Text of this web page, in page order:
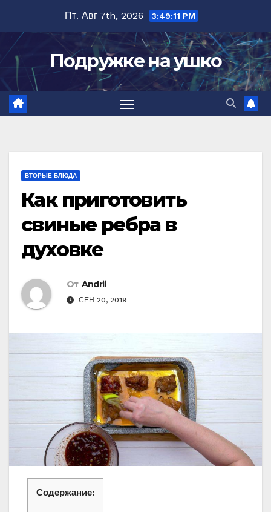
содержимому
Пт. Авг 7th, 2026 3:49:12 PM
Подружке на ушко
ВТОРЫЕ БЛЮДА
Как приготовить
свиные ребра в
духовке
От Andrii
СЕН 20, 2019
Содержание: